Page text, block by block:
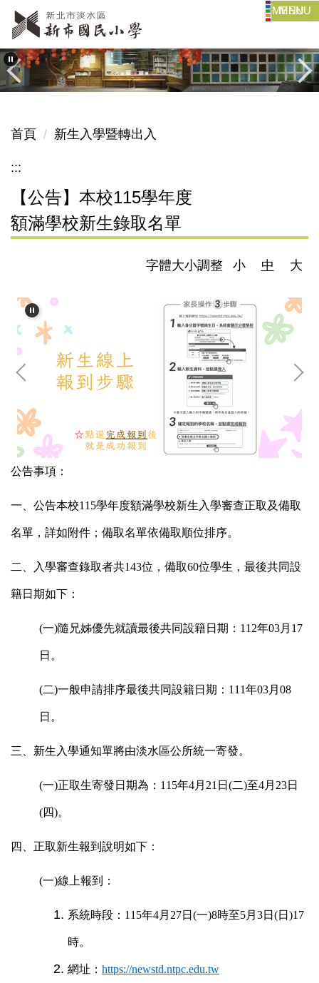
跳
到
主
要
內
區
MENU
首頁 新生入學暨轉出入
:::
【公告】本校115學年度
額滿學校新生錄取名單
字體大小調整 小 中 大
公告事項：
一、公告本校115學年度額滿學校新生入學審查正取及備取
名單，詳如附件；備取名單依備取順位排序。
二、入學審查錄取者共143位，備取60位學生 ，最後共同設
籍日期如下：
(一)隨兄姊優先就讀最後共同設籍日期： 112年03月17
日 。
(二)一般申請排序最後共同設籍日期： 111年03月08
日 。
三、新生入學通知單將由淡水區公所統一寄發。
(一)正取生寄發日期為： 115年4月21日(二)至4月23日
(四)。
四、正取新生報到說明如下：
(一)線上報到：
系統時段： 115年4月27日(一)8時至5月3日(日)17
時。
網址： https://newstd.ntpc.edu.tw